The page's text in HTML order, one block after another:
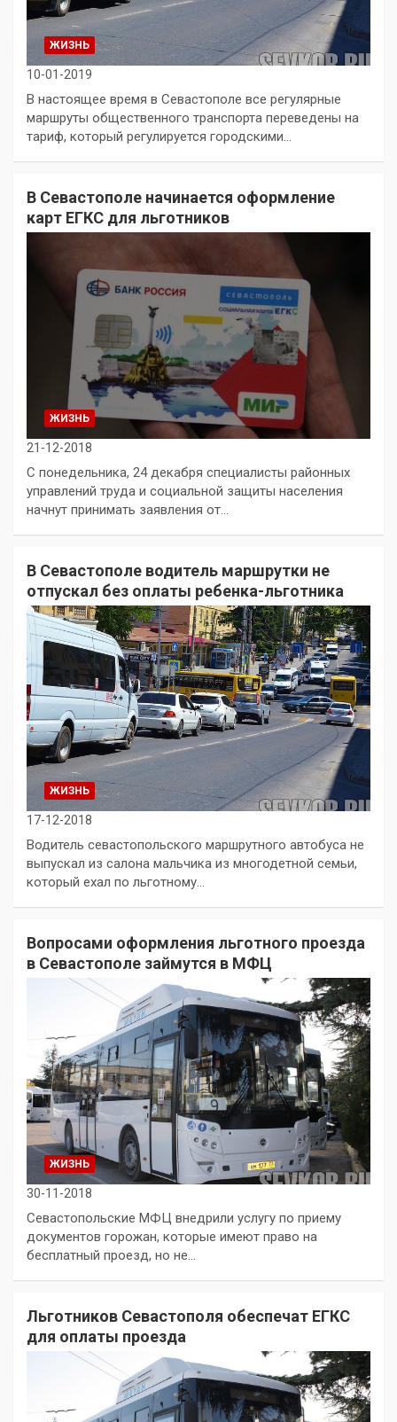
ЖИЗНЬ
10-01-2019
В настоящее время в Севастополе все регулярные
маршруты общественного транспорта переведены на
тариф, который регулируется городскими…
В Севастополе начинается оформление
карт ЕГКС для льготников
ЖИЗНЬ
21-12-2018
С понедельника, 24 декабря специалисты районных
управлений труда и социальной защиты населения
начнут принимать заявления от…
В Севастополе водитель маршрутки не
отпускал без оплаты ребенка-льготника
ЖИЗНЬ
17-12-2018
Водитель севастопольского маршрутного автобуса не
выпускал из салона мальчика из многодетной семьи,
который ехал по льготному…
Вопросами оформления льготного проезда
в Севастополе займутся в МФЦ
ЖИЗНЬ
30-11-2018
Севастопольские МФЦ внедрили услугу по приему
документов горожан, которые имеют право на
бесплатный проезд, но не…
Льготников Севастополя обеспечат ЕГКС
для оплаты проезда